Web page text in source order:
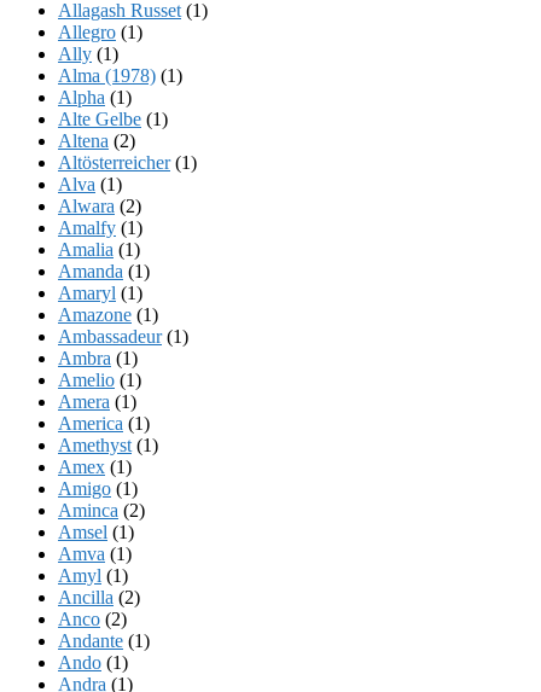
Allagash Russet (1)
Allegro (1)
Ally (1)
Alma (1978) (1)
Alpha (1)
Alte Gelbe (1)
Altena (2)
Altösterreicher(1)
Alva (1)
Alwara (2)
Amalfy (1)
Amalia (1)
Amanda (1)
Amaryl (1)
Amazone (1)
Ambassadeur(1)
Ambra (1)
Amelio (1)
Amera (1)
America (1)
Amethyst (1)
Amex (1)
Amigo (1)
Aminca (2)
Amsel (1)
Amva (1)
Amyl (1)
Ancilla (2)
Anco (2)
Andante (1)
Ando (1)
Andra (1)